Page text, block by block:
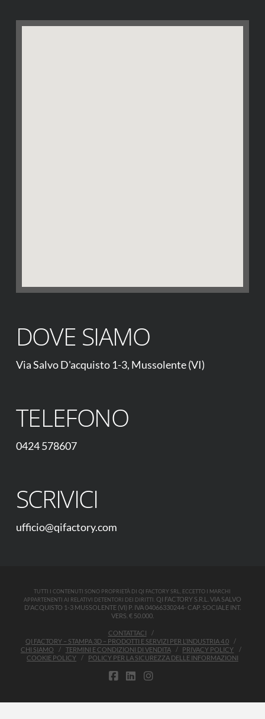
DOVE SIAMO
Via Salvo D'acquisto 1-3, Mussolente (VI)
TELEFONO
0424 578607
SCRIVICI
ufficio@qifactory.com
TUTTI I CONTENUTI SONO PROPRIETÀ DI QI FACTORY SRL, ECCETTO I MARCHI
APPARTENENTI AI RELATIVI DETENTORI DEI DIRITTI. QI FACTORY S.R.L. VIA SALVO
D'ACQUISTO 1-3 MUSSOLENTE (VI) P. IVA 04066330244- CAP. SOCIALE INT.
VERS. € 50.000.
CONTATTACI
QI FACTORY – STAMPA 3D – PRODOTTI E SERVIZI PER L’INDUSTRIA 4.0
CHI SIAMO
TERMINI E CONDIZIONI DI VENDITA
PRIVACY POLICY
COOKIE POLICY
POLICY PER LA SICUREZZA DELLE INFORMAZIONI